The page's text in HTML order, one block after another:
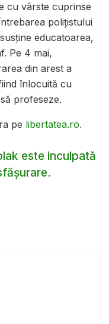
cu vârste cuprinse
polițistului
educatoarea,
Pe 4 mai,
din arest a
înlocuită cu
profeseze.
pe libertatea.ro.
este inculpată